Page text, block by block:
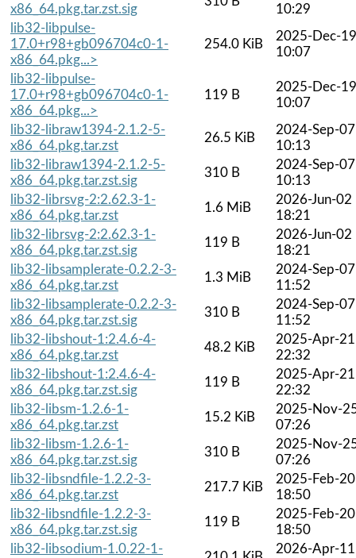
x86_64.pkg.tar.zst.sig
10:29
lib32-libpulse-
17.0+r98+gb096704c0-1-
x86_64.pkg...>
254.0 KiB
2025-Dec-19
10:07
lib32-libpulse-
17.0+r98+gb096704c0-1-
x86_64.pkg...>
119 B
2025-Dec-19
10:07
lib32-libraw1394-2.1.2-5-
x86_64.pkg.tar.zst
26.5 KiB
2024-Sep-07
10:13
lib32-libraw1394-2.1.2-5-
x86_64.pkg.tar.zst.sig
310 B
2024-Sep-07
10:13
lib32-librsvg-2:2.62.3-1-
x86_64.pkg.tar.zst
1.6 MiB
2026-Jun-02
18:21
lib32-librsvg-2:2.62.3-1-
x86_64.pkg.tar.zst.sig
119 B
2026-Jun-02
18:21
lib32-libsamplerate-0.2.2-3-
x86_64.pkg.tar.zst
1.3 MiB
2024-Sep-07
11:52
lib32-libsamplerate-0.2.2-3-
x86_64.pkg.tar.zst.sig
310 B
2024-Sep-07
11:52
lib32-libshout-1:2.4.6-4-
x86_64.pkg.tar.zst
48.2 KiB
2025-Apr-21
22:32
lib32-libshout-1:2.4.6-4-
x86_64.pkg.tar.zst.sig
119 B
2025-Apr-21
22:32
lib32-libsm-1.2.6-1-
x86_64.pkg.tar.zst
15.2 KiB
2025-Nov-
07:26
lib32-libsm-1.2.6-1-
x86_64.pkg.tar.zst.sig
310 B
2025-Nov-
07:26
lib32-libsndfile-1.2.2-3-
x86_64.pkg.tar.zst
217.7 KiB
2025-Feb-20
18:50
lib32-libsndfile-1.2.2-3-
x86_64.pkg.tar.zst.sig
119 B
2025-Feb-20
18:50
lib32-libsodium-1.0.22-1-
2026-Apr-11